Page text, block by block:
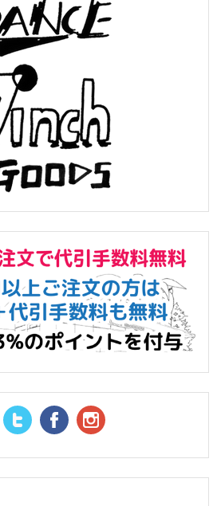
RSS Feed
Twitter Facebook